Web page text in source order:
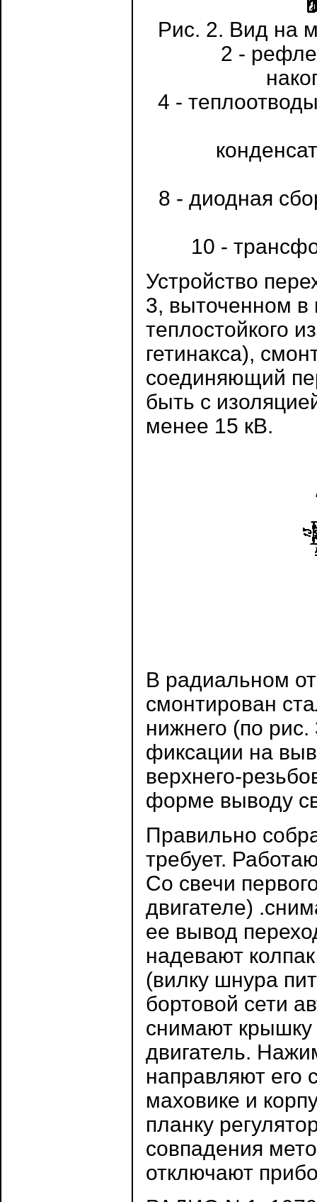
Рис. 2. Вид на
2 -
4 -
8 - диодная
10 -
Устройство
3, выточенном в
теплостойкого
гетинакса),
соединяющий
быть с
менее 15 кВ.
В радиальном
смонтирован
нижнего (по
фиксации на
верхнего-
форме выводу
Правильно
требует.
Со свечи
двигателе)
ее вывод
надевают
(вилку шнура
бортовой сети
снимают крышку
двигатель.
направляют его
маховике и
планку
совпадения
отключают